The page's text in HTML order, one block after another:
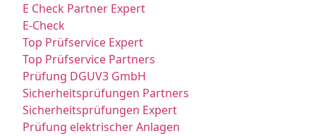
E Check Partner Expert
E-Check
Top Prüfservice Expert
Top Prüfservice Partners
Prüfung DGUV3 GmbH
Sicherheitsprüfungen Partners
Sicherheitsprüfungen Expert
Prüfung elektrischer Anlagen